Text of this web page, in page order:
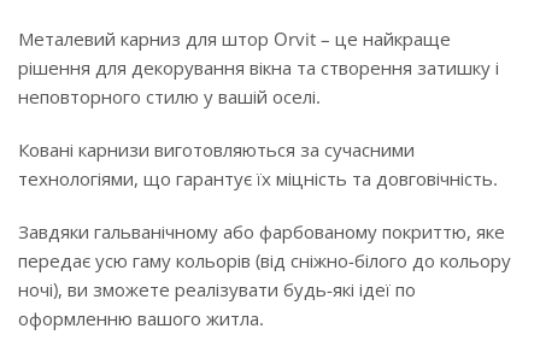
Металевий карниз для штор Orvit – це найкраще
рішення для декорування вікна та створення затишку і
неповторного стилю у вашій оселі.
Ковані карнизи виготовляються за сучасними
технологіями, що гарантує їх міцність та довговічність.
Завдяки гальванічному або фарбованому покриттю, яке
передає усю гаму кольорів (від сніжно-білого до кольору
ночі), ви зможете реалізувати будь-які ідеї по
оформленню вашого житла.